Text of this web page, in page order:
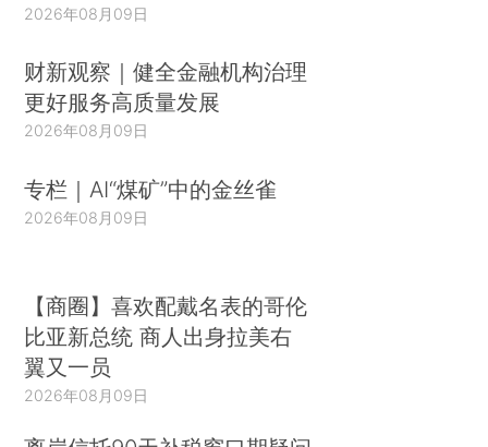
2026年08月09日
财新观察｜健全金融机构治理
更好服务高质量发展
2026年08月09日
专栏｜AI“煤矿”中的金丝雀
2026年08月09日
【商圈】喜欢配戴名表的哥伦
比亚新总统 商人出身拉美右
翼又一员
2026年08月09日